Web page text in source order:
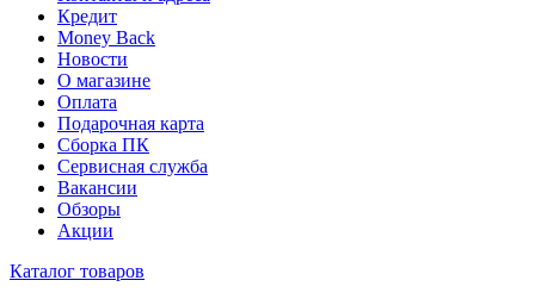
Кредит
Money Back
Новости
О магазине
Оплата
Подарочная карта
Сборка ПК
Сервисная служба
Вакансии
Обзоры
Акции
Каталог товаров